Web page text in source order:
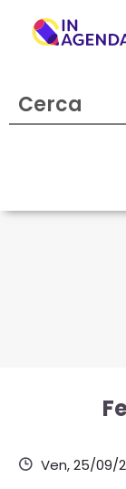
Cerca
evento
Ven, 25/09/